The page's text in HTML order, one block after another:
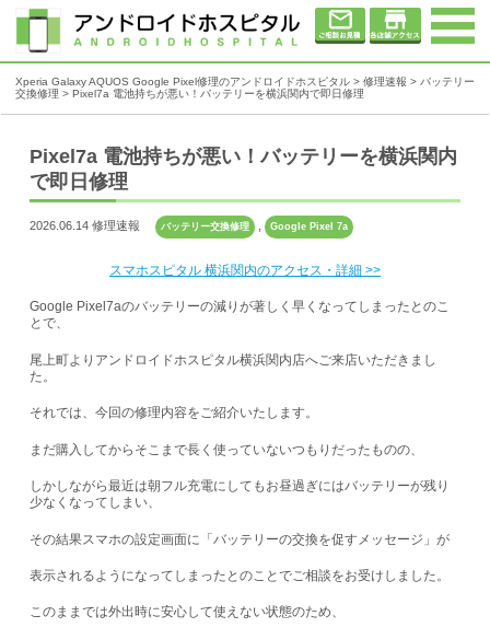
Xperia Galaxy AQUOS Google Pixel修理のアンドロイドホスピタル > 修理速報 > バッテリー
交換修理 > Pixel7a 電池持ちが悪い！バッテリーを横浜関内で即日修理
Pixel7a 電池持ちが悪い！バッテリーを横浜関内
で即日修理
2026.06.14 修理速報 バッテリー交換修理 , Google Pixel 7a
スマホスピタル 横浜関内のアクセス・詳細 >>
Google Pixel7aのバッテリーの減りが著しく早くなってしまったとのこ
とで、
尾上町よりアンドロイドホスピタル横浜関内店へご来店いただきまし
た。
それでは、今回の修理内容をご紹介いたします。
まだ購入してからそこまで長く使っていないつもりだったものの、
しかしながら最近は朝フル充電にしてもお昼過ぎにはバッテリーが残り
少なくなってしまい、
その結果スマホの設定画面に「バッテリーの交換を促すメッセージ」が
表示されるようになってしまったとのことでご相談をお受けしました。
このままでは外出時に安心して使えない状態のため、